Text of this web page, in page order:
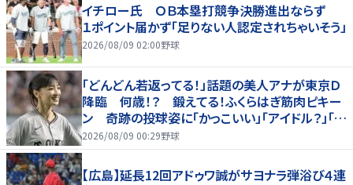
イチロー氏 ＯＢ本塁打競争決勝進出ならず
１ポイント届かず「足りない人認定されちゃいそう」
2026/08/09 02:00野球
「どんどん若返ってる！」話題の美人アナが東京Ｄ
降臨 何歳！？ 鍛えてる！ふくらはぎ筋肉ピキー
ン 奇跡の投球姿に「かっこいい」「アイドル？」「女
神」
2026/08/09 00:29野球
【広島】延長12回アドゥワ誠がサヨナラ弾浴び４連